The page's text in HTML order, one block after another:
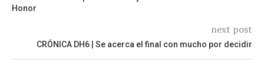
Honor
next post
CRÓNICA DH6 | Se acerca el final con mucho por decidir